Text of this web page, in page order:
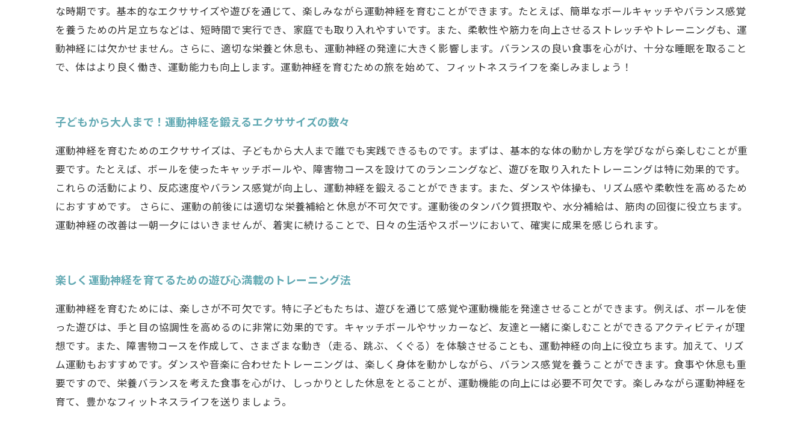
な時期です。基本的なエクササイズや遊びを通じて、楽しみながら運動神経を育むことができます。たとえば、簡単なボールキャッチやバランス感覚
を養うための片足立ちなどは、短時間で実行でき、家庭でも取り入れやすいです。また、柔軟性や筋力を向上させるストレッチやトレーニングも、運
動神経には欠かせません。さらに、適切な栄養と休息も、運動神経の発達に大きく影響します。バランスの良い食事を心がけ、十分な睡眠を取ること
で、体はより良く働き、運動能力も向上します。運動神経を育むための旅を始めて、フィットネスライフを楽しみましょう！
子どもから大人まで！運動神経を鍛えるエクササイズの数々
運動神経を育むためのエクササイズは、子どもから大人まで誰でも実践できるものです。まずは、基本的な体の動かし方を学びながら楽しむことが重
要です。たとえば、ボールを使ったキャッチボールや、障害物コースを設けてのランニングなど、遊びを取り入れたトレーニングは特に効果的です。
これらの活動により、反応速度やバランス感覚が向上し、運動神経を鍛えることができます。また、ダンスや体操も、リズム感や柔軟性を高めるため
におすすめです。 さらに、運動の前後には適切な栄養補給と休息が不可欠です。運動後のタンパク質摂取や、水分補給は、筋肉の回復に役立ちます。
運動神経の改善は一朝一夕にはいきませんが、着実に続けることで、日々の生活やスポーツにおいて、確実に成果を感じられます。
楽しく運動神経を育てるための遊び心満載のトレーニング法
運動神経を育むためには、楽しさが不可欠です。特に子どもたちは、遊びを通じて感覚や運動機能を発達させることができます。例えば、ボールを使
った遊びは、手と目の協調性を高めるのに非常に効果的です。キャッチボールやサッカーなど、友達と一緒に楽しむことができるアクティビティが理
想です。また、障害物コースを作成して、さまざまな動き（走る、跳ぶ、くぐる）を体験させることも、運動神経の向上に役立ちます。加えて、リズ
ム運動もおすすめです。ダンスや音楽に合わせたトレーニングは、楽しく身体を動かしながら、バランス感覚を養うことができます。食事や休息も重
要ですので、栄養バランスを考えた食事を心がけ、しっかりとした休息をとることが、運動機能の向上には必要不可欠です。楽しみながら運動神経を
育て、豊かなフィットネスライフを送りましょう。